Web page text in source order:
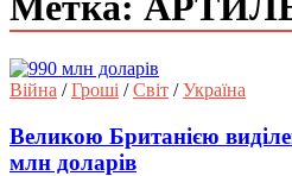
Війна /Гроші /Світ /Україна
Великою Британією
млн доларів